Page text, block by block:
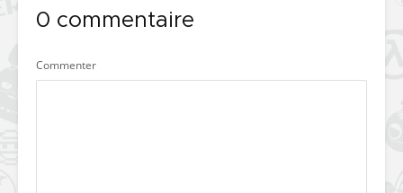
0 commentaire
Commenter